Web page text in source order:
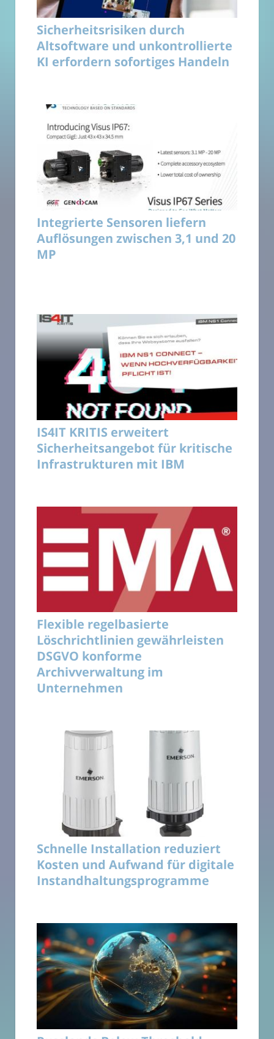
Sicherheitsrisiken durch
Altsoftware und unkontrollierte
KI erfordern sofortiges Handeln
Integrierte Sensoren liefern
Auflösungen zwischen 3,1 und 20
MP
IS4IT KRITIS erweitert
Sicherheitsangebot für kritische
Infrastrukturen mit IBM
Flexible regelbasierte
Löschrichtlinien gewährleisten
DSGVO konforme
Archivverwaltung im
Unternehmen
Schnelle Installation reduziert
Kosten und Aufwand für digitale
Instandhaltungsprogramme